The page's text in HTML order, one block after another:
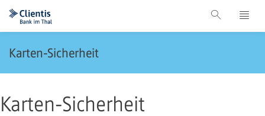
Karten-Sicherheit
Karten-Sicherheit